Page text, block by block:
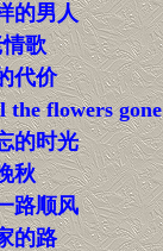
的男人
情歌
代价
the flowers gone
的时光
秋
路顺风
的路